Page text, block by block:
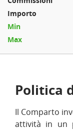
Politica
Il Comparto
attività in un